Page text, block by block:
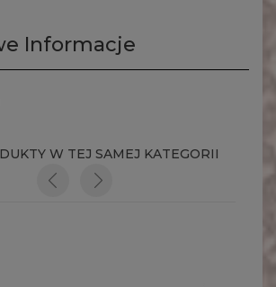
Informacje
W TEJ SAMEJ KATEGORII